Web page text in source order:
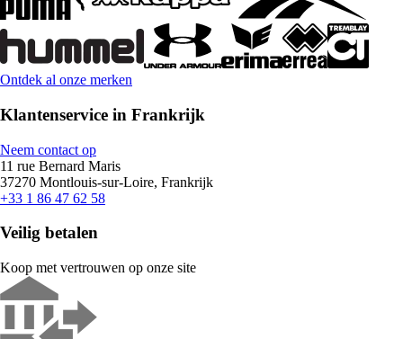
Ontdek al onze merken
Klantenservice in Frankrijk
Neem contact op
11 rue Bernard Maris
37270 Montlouis-sur-Loire, Frankrijk
+33 1 86 47 62 58
Veilig betalen
Koop met vertrouwen op onze site